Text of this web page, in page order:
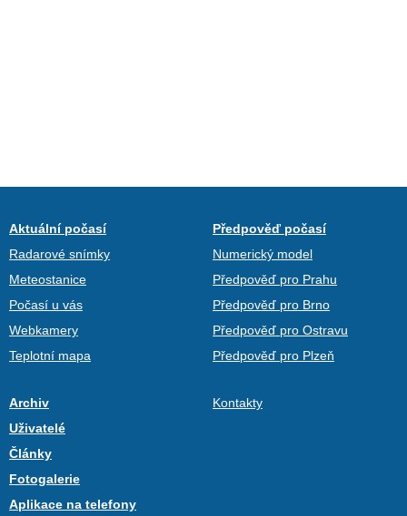
Aktuální počasí
Radarové snímky
Meteostanice
Počasí u vás
Webkamery
Teplotní mapa
Předpověď počasí
Numerický model
Předpověď pro Prahu
Předpověď pro Brno
Předpověď pro Ostravu
Předpověď pro Plzeň
Archiv
Uživatelé
Články
Fotogalerie
Aplikace na telefony
Kontakty